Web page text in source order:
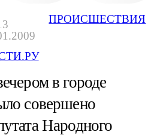
ПРОИСШЕСТВИЯ
в городе
совершено
Народного